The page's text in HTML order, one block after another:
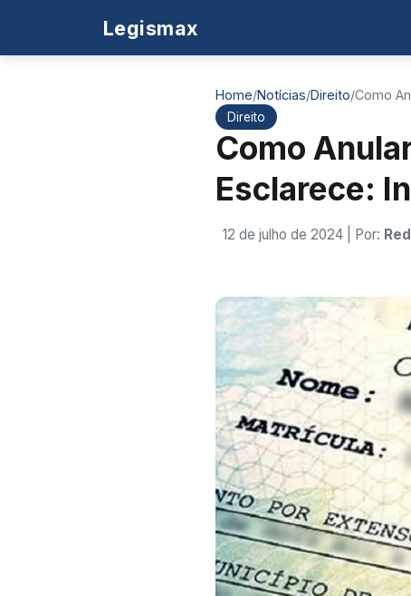
Legismax
Home/Notícias/Direito/Como
Direito
Como
Esclarece:
12 de julho de 2024 | Por: